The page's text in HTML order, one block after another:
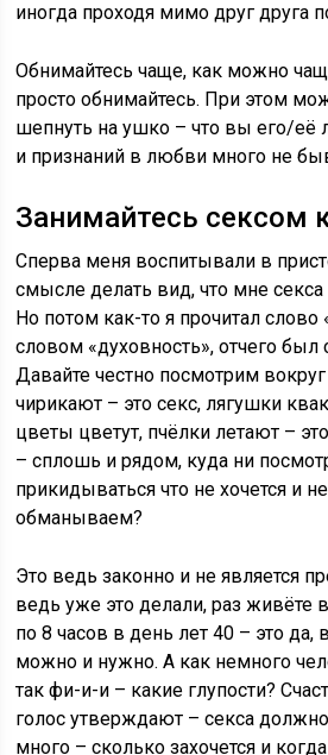
иногда проходя мимо друг друга
Обнимайтесь чаще, как можно
просто обнимайтесь. При этом
шепнуть на ушко – что вы его/её
и признаний в любви много не
Занимайтесь сексом
Сперва меня воспитывали в
смысле делать вид, что мне секса
Но потом как-то я прочитал слово
словом «духовность», отчего был
Давайте честно посмотрим
чирикают – это секс, лягушки
цветы цветут, пчёлки летают –
– сплошь и рядом, куда ни
прикидываться что не хочется и
обманываем?
Это ведь законно и не является
ведь уже это делали, раз живёте
по 8 часов в день лет 40 – это да,
можно и нужно. А как немного
так фи-и-и – какие глупости?
голос утверждают – секса
много – сколько захочется и когда